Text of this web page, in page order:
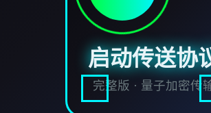
启动传送协
完整版 · 量子加密传